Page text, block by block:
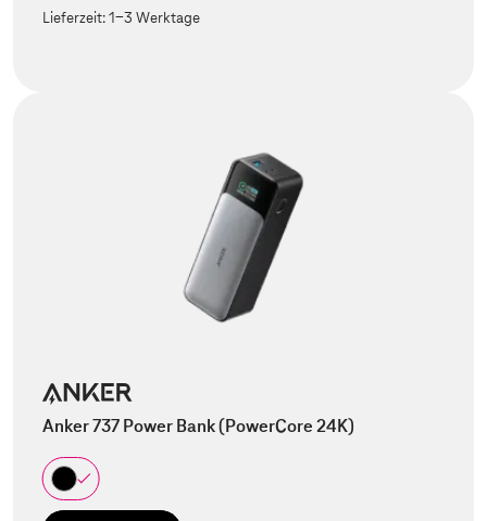
Lieferzeit:1-3 Werktage
Anker 737 Power Bank (PowerCore 24K)